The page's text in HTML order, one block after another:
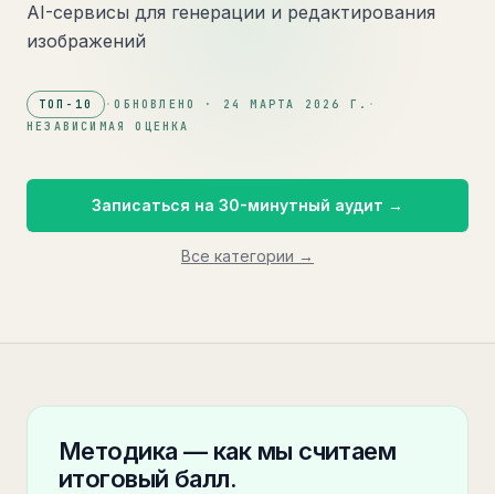
AI-сервисы для генерации и редактирования
изображений
ТОП- 10 ·ОБНОВЛЕНО · 24 МАРТА 2026 Г. ·
НЕЗАВИСИМАЯ ОЦЕНКА
Записаться на 30-минутный аудит →
Все категории →
Методика — как мы считаем
итоговый балл.